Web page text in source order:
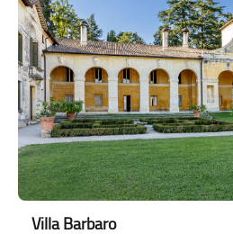
Villa Barbaro